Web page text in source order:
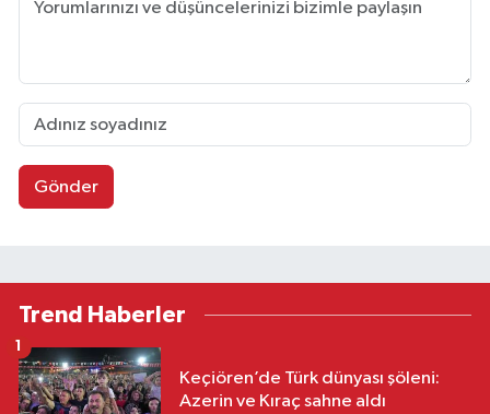
Gönder
Trend Haberler
Keçiören’de Türk dünyası şöleni:
Azerin ve Kıraç sahne aldı
1